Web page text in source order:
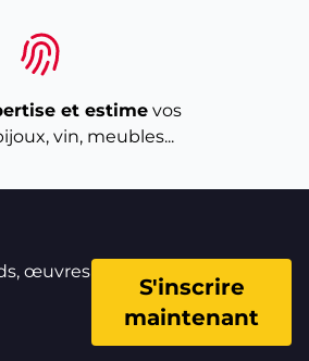
et estime vos
vin, meubles...
œuvres
S'inscrire
maintenant